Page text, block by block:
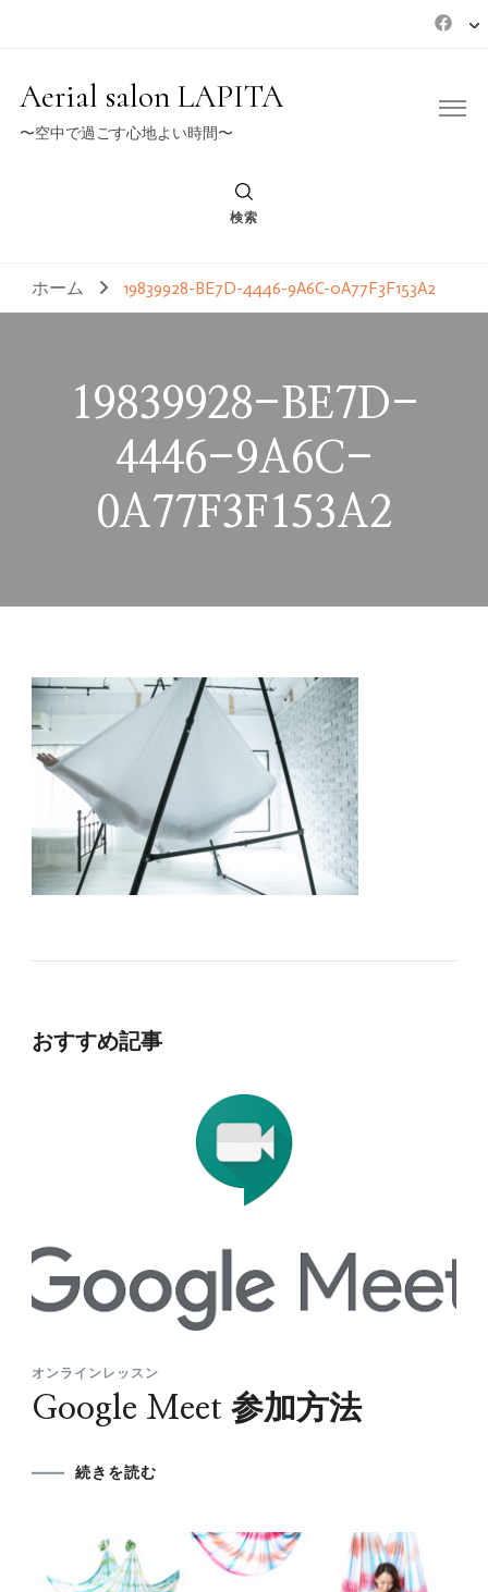
Aerial salon LAPITA
〜空中で過ごす心地よい時間〜
検索
ホーム 19839928-BE7D-4446-9A6C-0A77F3F153A2
19839928-BE7D-
4446-9A6C-
0A77F3F153A2
おすすめ記事
オンラインレッスン
Google Meet 参加方法
続きを読む